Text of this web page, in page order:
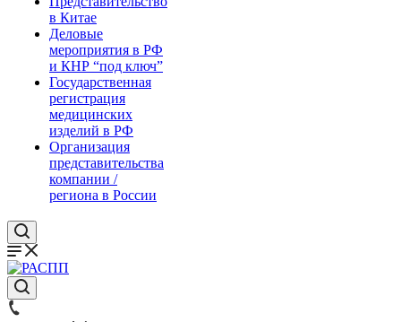
в Китае
Деловые
мероприятия в РФ
и КНР “под ключ”
Государственная
регистрация
медицинских
изделий в РФ
Организация
представительства
компании /
региона в России